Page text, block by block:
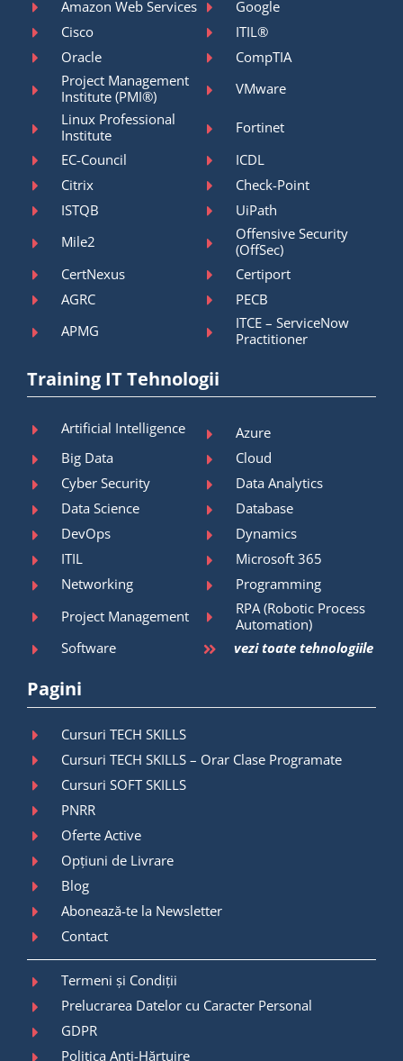
Amazon Web Services
Google
Cisco
ITIL®
Oracle
CompTIA
Project Management
Institute (PMI®)
VMware
Linux Professional
Institute
Fortinet
EC-Council
ICDL
Citrix
Check-Point
ISTQB
UiPath
Mile2
Offensive Security
(OffSec)
CertNexus
Certiport
AGRC
PECB
APMG
ITCE – ServiceNow
Practitioner
Training IT Tehnologii
Artificial Intelligence
Azure
Big Data
Cloud
Cyber Security
Data Analytics
Data Science
Database
DevOps
Dynamics
ITIL
Microsoft 365
Networking
Programming
Project Management
RPA (Robotic Process
Automation)
Software
vezi toate tehnologiile
Pagini
Cursuri TECH SKILLS
Cursuri TECH SKILLS – Orar Clase Programate
Cursuri SOFT SKILLS
PNRR
Oferte Active
Opțiuni de Livrare
Blog
Abonează-te la Newsletter
Contact
Termeni și Condiții
Prelucrarea Datelor cu Caracter Personal
GDPR
Politica Anti-Hărțuire